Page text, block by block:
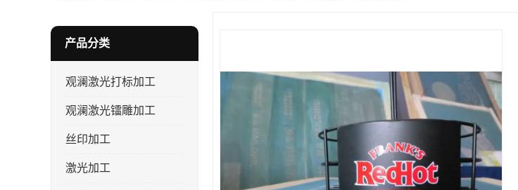
产品分类
观澜激光打标加工
观澜激光镭雕加工
丝印加工
激光加工